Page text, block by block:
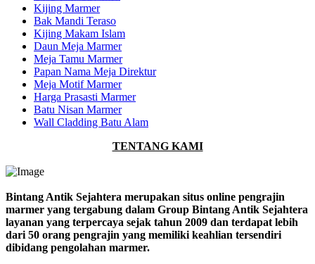
Kijing Marmer
Bak Mandi Teraso
Kijing Makam Islam
Daun Meja Marmer
Meja Tamu Marmer
Papan Nama Meja Direktur
Meja Motif Marmer
Harga Prasasti Marmer
Batu Nisan Marmer
Wall Cladding Batu Alam
TENTANG KAMI
Bintang Antik Sejahtera merupakan situs online pengrajin
marmer yang tergabung dalam Group Bintang Antik Sejahtera
layanan yang terpercaya sejak tahun 2009 dan terdapat lebih
dari 50 orang pengrajin yang memiliki keahlian tersendiri
dibidang pengolahan marmer.